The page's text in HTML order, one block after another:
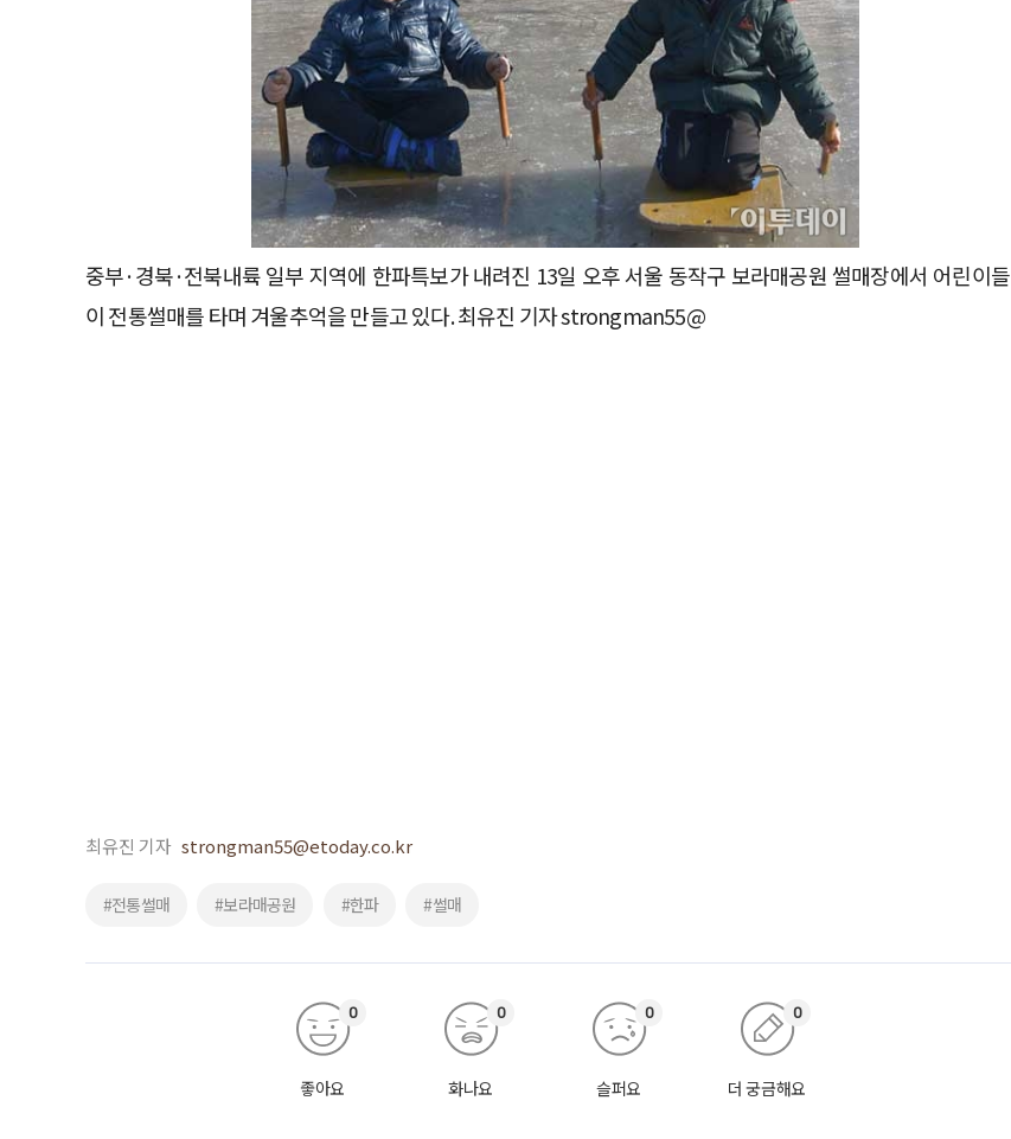
중부·경북·전북내륙 일부 지역에 한파특보가 내려진 13일 오후 서울 동작구 보라매공원 썰매장에서 어린이들
이 전통썰매를 타며 겨울추억을 만들고 있다. 최유진 기자 strongman55@
최유진 기자 strongman55@etoday.co.kr
#전통썰매 #보라매공원 #한파 #썰매
좋아요
0
화나요
0
슬퍼요
0
더 궁금해요
0